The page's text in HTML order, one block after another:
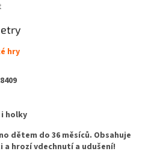
hry
holky
dětem do 36 měsíců. Obsahuje
a hrozí vdechnutí a udušení!